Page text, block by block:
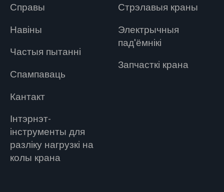
Справы
Навіны
Частыя пытанні
Спампаваць
Кантакт
Інтэрнэт-
інструменты для
разліку нагрузкі на
колы крана
Стрэлавыя краны
Электрычныя
пад'ёмнікі
Запчасткі крана